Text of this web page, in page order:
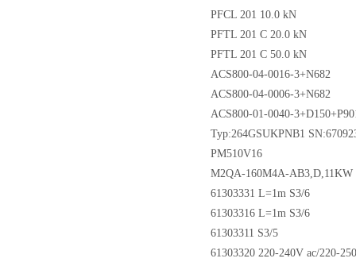
PFCL 201 10.0 kN
PFTL 201 C 20.0 kN
PFTL 201 C 50.0 kN
ACS800-04-0016-3+N682
ACS800-04-0006-3+N682
ACS800-01-0040-
Typ:264GSUKPNB1
PM510V16
M2QA-160M4A-AB3,D,11KW
61303331 L=1m S3/6
61303316 L=1m S3/6
61303311 S3/5
61303320 220-240V ac/220-